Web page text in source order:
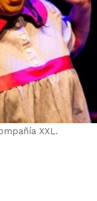
XXL.